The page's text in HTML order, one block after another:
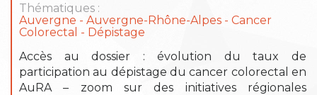
Thématiques :
Auvergne
Auvergne-Rhône-Alpes
Cancer
Colorectal
Dépistage
Accès au dossier : évolution du taux de
participation au dépistage du cancer colorectal en
AuRA – zoom sur des initiatives régionales